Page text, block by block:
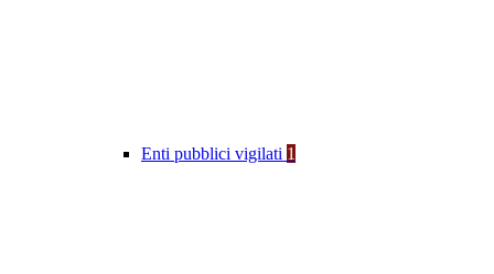
Enti pubblici vigilati 1